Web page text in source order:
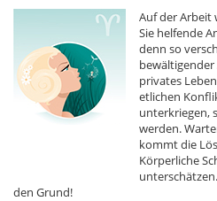
Auf der Arbeit
Sie helfende
denn so
privates
etlichen
unterkriegen,
werden.
kommt die
Körperliche
den Grund!